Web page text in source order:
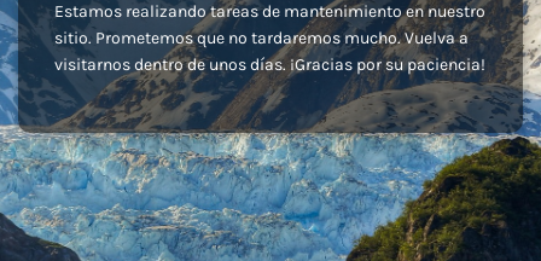
Estamos realizando tareas de mantenimiento en nuestro
sitio. Prometemos que no tardaremos mucho. Vuelva a
visitarnos dentro de unos días. ¡Gracias por su paciencia!